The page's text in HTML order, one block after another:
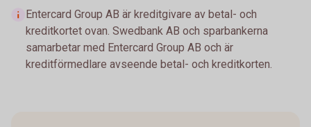
Entercard Group AB är kreditgivare av betal- och
kreditkortet ovan. Swedbank AB och sparbankerna
samarbetar med Entercard Group AB och är
kreditförmedlare avseende betal- och kreditkorten.